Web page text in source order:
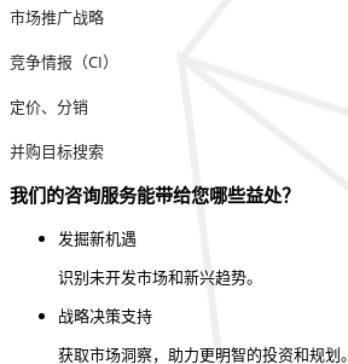
市场推广战略
竞争情报（CI）
定价、分销
并购目标搜索
我们的咨询服务能带给您哪些益处？
发掘新机遇
识别未开发市场和新兴趋势。
战略决策支持
获取市场洞察，助力更明智的投资和规划。